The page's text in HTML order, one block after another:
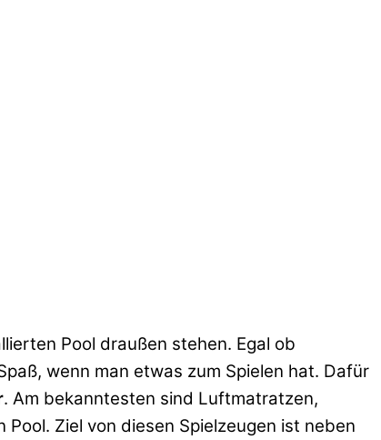
Pool draußen stehen. Egal ob
wenn man etwas zum Spielen hat. Dafür
. Am bekanntesten sind Luftmatratzen,
Ziel von diesen Spielzeugen ist neben